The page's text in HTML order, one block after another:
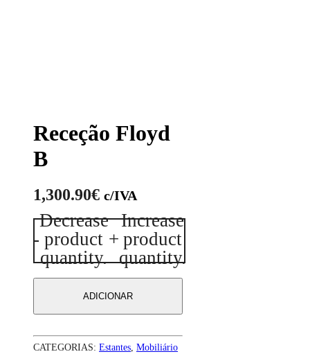
Receção Floyd
B
1,300.90€ c/IVA
-
Decrease
product
quantity.
Quantidade
de
Receção
Floyd
+
Increase
product
quantity.
ADICIONAR
CATEGORIAS: Estantes Mobiliário